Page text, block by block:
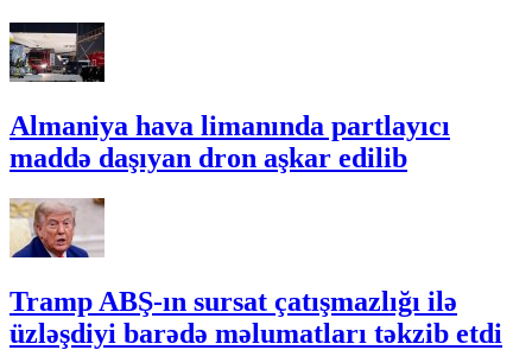
Almaniya hava limanında partlayıcı
maddə daşıyan dron aşkar edilib
Tramp ABŞ-ın sursat çatışmazlığı ilə
üzləşdiyi barədə məlumatları təkzib etdi